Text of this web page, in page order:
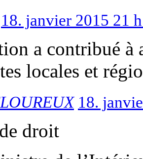
18. janvier 2015 21
a contribué à
locales et
18.
droit